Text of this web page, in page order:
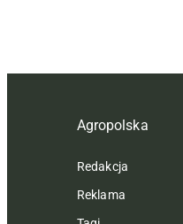
Agropolska
Redakcja
Reklama